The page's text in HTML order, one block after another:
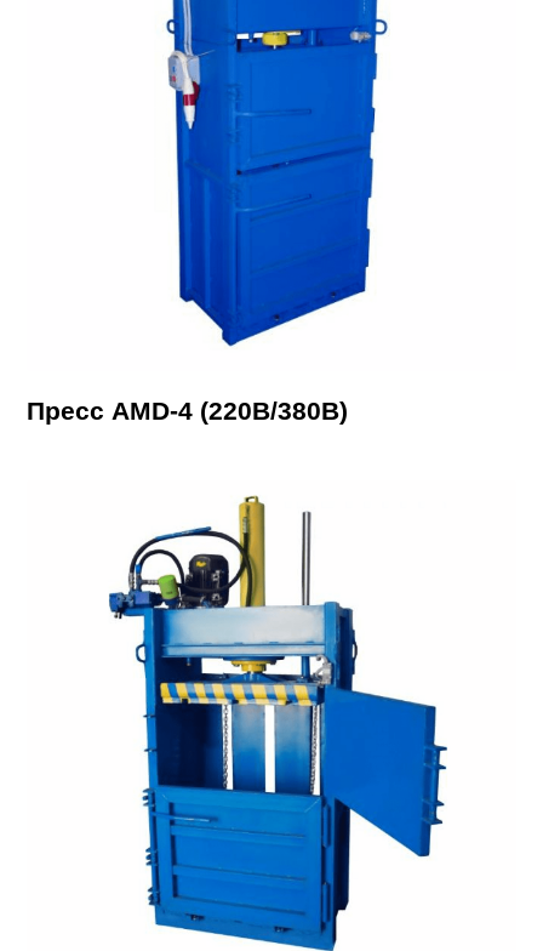
Пресс AMD-4 (220В/380В)